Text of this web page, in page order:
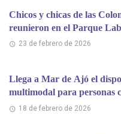
Chicos y chicas de las
reunieron en el Parque
23 de febrero de 2026
Llega a Mar de Ajó el
multimodal para personas
18 de febrero de 2026